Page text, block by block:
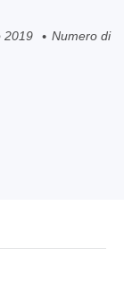
2019
Numero di